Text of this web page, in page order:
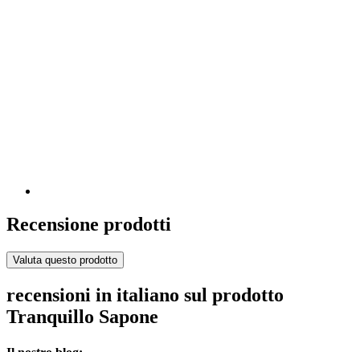
Recensione prodotti
Valuta questo prodotto
recensioni in italiano sul prodotto
Tranquillo Sapone